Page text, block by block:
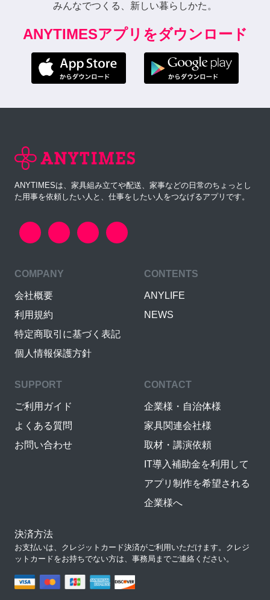
みんなでつくる、新しい暮らしかた。
ANYTIMESアプリをダウンロード
ANYTIMESは、家具組み立てや配送、家事などの日常のちょっとし
た用事を依頼したい人と、仕事をしたい人をつなげるアプリです。
COMPANY
会社概要
利用規約
特定商取引に基づく表記
個人情報保護方針
CONTENTS
ANYLIFE
NEWS
SUPPORT
ご利用ガイド
よくある質問
お問い合わせ
CONTACT
企業様・自治体様
家具関連会社様
取材・講演依頼
IT導入補助金を利用して
アプリ制作を希望される
企業様へ
決済方法
お支払いは、クレジットカード決済がご利用いただけます。クレジ
ットカードをお持ちでない方は、事務局までご連絡ください。